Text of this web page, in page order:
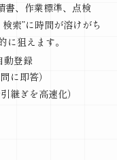
書、作業標準、点検
索”に時間が溶けがち
狙えます。
登録
に即答）
継ぎを高速化）